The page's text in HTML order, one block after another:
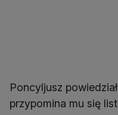
Poncyljusz
przypomina mu się